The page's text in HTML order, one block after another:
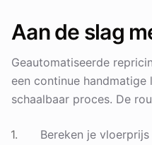
Aan de slag
Geautomatiseerde
een continue
schaalbaar proces. De
Bereken je